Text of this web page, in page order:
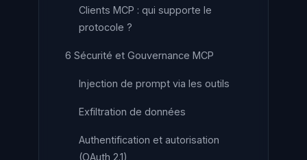
Clients MCP : qui supporte le
protocole ?
6 Sécurité et Gouvernance MCP
Injection de prompt via les outils
Exfiltration de données
Authentification et autorisation
(OAuth 2.1)